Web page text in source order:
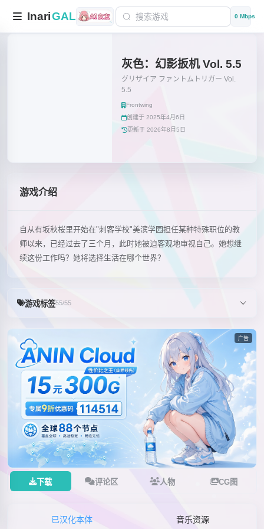
InariGAL 0 Mbps
灰色：幻影扳机 Vol. 5.5
グリザイア ファントムトリガー Vol.
5.5
Frontwing
创建于 2025年4月6日
更新于 2026年8月5日
游戏介绍
自从有坂秋桜里开始在"刺客学校"美滨学园担任某种特殊职位的教
师以来，已经过去了三个月，此时她被迫客观地审视自己。她想继
续这份工作吗？她将选择生活在哪个世界？
游戏标签55/55
广告
下载 评论区 人物 CG图
已汉化本体 音乐资源